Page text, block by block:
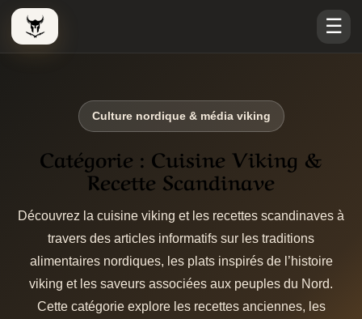
Le Viking Couteau ☰
Culture nordique & média viking
Catégorie : Cuisine Viking &
Recette Scandinave
Découvrez la cuisine viking et les recettes scandinaves à
travers des articles informatifs sur les traditions
alimentaires nordiques, les plats inspirés de l’histoire
viking et les saveurs associées aux peuples du Nord.
Cette catégorie explore les recettes anciennes, les